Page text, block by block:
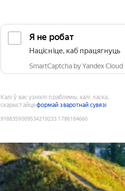
Я не робат
Націсніце, каб працягнуць
SmartCaptcha by Yandex Cloud
Калі ў вас узніклі праблемы, калі ласка,
скарыстайцеформай зваротнай сувязі
9188359009534219233:1786184660